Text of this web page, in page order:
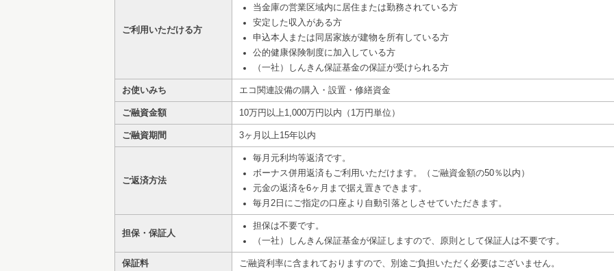
ご利用いただける方
当金庫の営業区域内に居住または勤務されている方
安定した収入がある方
申込本人または同居家族が建物を所有している方
公的健康保険制度に加入している方
（一社）しんきん保証基金の保証が受けられる方
お使いみち エコ関連設備の購入・設置・修繕資金
ご融資金額 10万円以上1,000万円以内（1万円単位）
ご融資期間 3ヶ月以上15年以内
ご返済方法
毎月元利均等返済です。
ボーナス併用返済もご利用いただけます。（ご融資金額の50％以内）
元金の返済を6ヶ月まで据え置きできます。
毎月2日にご指定の口座より自動引落としさせていただきます。
担保・保証人
担保は不要です。
（一社）しんきん保証基金が保証しますので、原則として保証人は不要です。
保証料 ご融資利率に含まれておりますので、別途ご負担いただく必要はございません。